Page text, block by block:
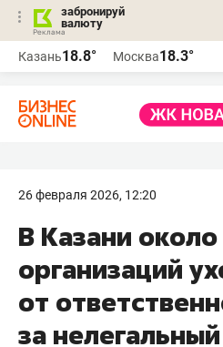
забронируй
валюту
Казань18.8° Москва18.3°
26 февраля 2026, 12:20
В Казани
организаций
от
за